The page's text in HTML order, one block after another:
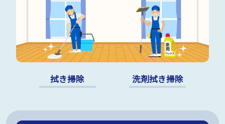
拭き掃除 洗剤拭き掃除